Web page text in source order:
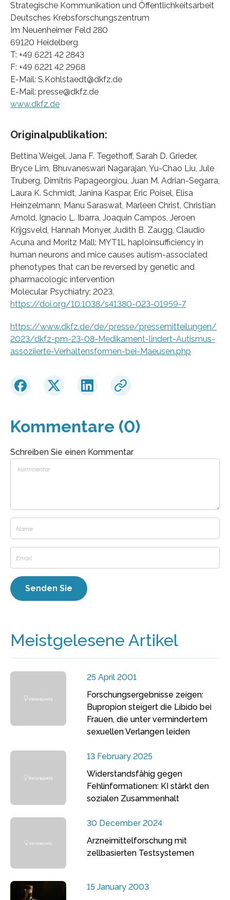
Strategische Kommunikation und Öffentlichkeitsarbeit
Deutsches Krebsforschungszentrum
Im Neuenheimer Feld 280
69120 Heidelberg
T: +49 6221 42 2843
F: +49 6221 42 2968
E-Mail: S.Kohlstaedt@dkfz.de
E-Mail: presse@dkfz.de
www.dkfz.de
Originalpublikation:
Bettina Weigel, Jana F. Tegethoff, Sarah D. Grieder,
Bryce Lim, Bhuvaneswari Nagarajan, Yu-Chao Liu, Jule
Truberg, Dimitris Papageorgiou, Juan M. Adrian-Segarra,
Laura K. Schmidt, Janina Kaspar, Eric Poisel, Elisa
Heinzelmann, Manu Saraswat, Marleen Christ, Christian
Arnold, Ignacio L. Ibarra, Joaquin Campos, Jeroen
Krijgsveld, Hannah Monyer, Judith B. Zaugg, Claudio
Acuna and Moritz Mall: MYT1L haploinsufficiency in
human neurons and mice causes autism-associated
phenotypes that can be reversed by genetic and
pharmacologic intervention
Molecular Psychiatry; 2023,
https://doi.org/10.1038/s41380-023-01959-7
https://www.dkfz.de/de/presse/pressemitteilungen/
2023/dkfz-pm-23-08-Medikament-lindert-Autismus-
assoziierte-Verhaltensformen-bei-Maeusen.php
Kommentare (0)
Schreiben Sie einen Kommentar
Meistgelesene Artikel
25 April 2001
Forschungsergebnisse zeigen:
Bupropion steigert die Libido bei
Frauen, die unter vermindertem
sexuellen Verlangen leiden
13 February 2025
Widerstandsfähig gegen
Fehlinformationen: KI stärkt den
sozialen Zusammenhalt
30 December 2024
Arzneimittelforschung mit
zellbasierten Testsystemen
15 January 2003